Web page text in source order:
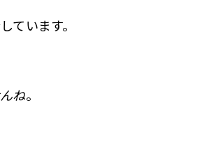
ています。
ね。